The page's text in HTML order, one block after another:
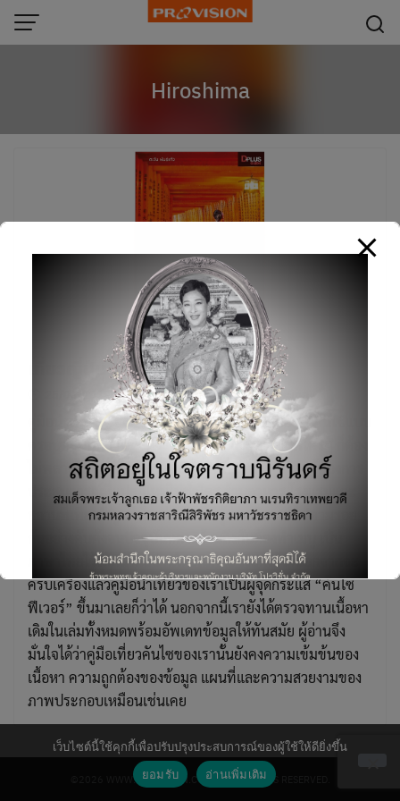
Skip
Hiroshima
เที่ยวญี่ปุ่น Kansai
หนังสือ,หนังสือท่องเที่ยวต่างประเทศ
คู่มือนำเที่ยวเพียงเล่มเดียวที่นำเสนอที่กินที่เที่ยวในคันไซแบบ
ครอบคลุมทุกจังหวัด ตั้งแต่สถานที่เที่ยวมหาชนที่ใครๆ ก็ต้อง
ไม่พลาดไปจนถึงที่เที่ยวแบบอันซีนที่ท้าทาย ขาลุยผู้ต้องการ
ประสบการณ์ที่แปลกใหม่ไม่ซ้ำใคร ร้านอาหาร โรงแรมและ
สถานที่เที่ยวที่พูดถึงในเล่มต่างก็มีผู้อ่านเดินทางไปตามรอย
กันอย่างคับคั่งจนปัจจุบันหลายร้านถึงกับต้องทำเมนู เป็น
ภาษาไทยไว้ให้คนไทยอ่านโดยเฉพาะ เรียกได้ว่านอกจากจะ
ครบเครื่องแล้วคู่มือนำเที่ยวของเราเป็นผู้จุดกระแส “คันไซ
ฟีเวอร์” ขึ้นมาเลยก็ว่าได้ นอกจากนี้เรายังได้ตรวจทานเนื้อหา
เดิมในเล่มทั้งหมดพร้อมอัพเดทข้อมูลให้ทันสมัย ผู้อ่านจึง
มั่นใจได้ว่าคู่มือเที่ยวคันไซของเรานั้นยังคงความเข้มข้นของ
เนื้อหา ความถูกต้องของข้อมูล แผนที่และความสวยงามของ
ภาพประกอบเหมือนเช่นเคย
©2026 WWW.PROVISION.CO.TH. ALL RIGHTS RESERVED.
เว็บไซต์นี้ใช้คุกกี้เพื่อปรับปรุงประสบการณ์ของผู้ใช้ให้ดียิ่งขึ้น
ยอมรับ
อ่านเพิ่มเติม
modal-check
This will close in6seconds